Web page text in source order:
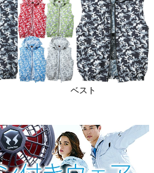
ベスト